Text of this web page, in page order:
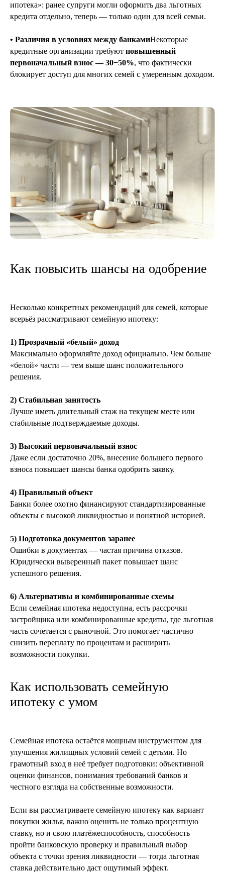
ипотека»: ранее супруги могли оформить два льготных
кредита отдельно, теперь — только один для всей семьи.
• Различия в условиях между банкамиНекоторые
кредитные организации требуют повышенный
первоначальный взнос — 30−50%, что фактически
блокирует доступ для многих семей с умеренным доходом.
Как повысить шансы на одобрение
Несколько конкретных рекомендаций для семей, которые
всерьёз рассматривают семейную ипотеку:
1) Прозрачный «белый» доход
Максимально оформляйте доход официально. Чем больше
«белой» части — тем выше шанс положительного
решения.
2) Стабильная занятость
Лучше иметь длительный стаж на текущем месте или
стабильные подтверждаемые доходы.
3) Высокий первоначальный взнос
Даже если достаточно 20%, внесение большего первого
взноса повышает шансы банка одобрить заявку.
4) Правильный объект
Банки более охотно финансируют стандартизированные
объекты с высокой ликвидностью и понятной историей.
5) Подготовка документов заранее
Ошибки в документах — частая причина отказов.
Юридически выверенный пакет повышает шанс
успешного решения.
6) Альтернативы и комбинированные схемы
Если семейная ипотека недоступна, есть рассрочки
застройщика или комбинированные кредиты, где льготная
часть сочетается с рыночной. Это помогает частично
снизить переплату по процентам и расширить
возможности покупки.
Как использовать семейную
ипотеку с умом
Семейная ипотека остаётся мощным инструментом для
улучшения жилищных условий семей с детьми. Но
грамотный вход в неё требует подготовки: объективной
оценки финансов, понимания требований банков и
честного взгляда на собственные возможности.
Если вы рассматриваете семейную ипотеку как вариант
покупки жилья, важно оценить не только процентную
ставку, но и свою платёжеспособность, способность
пройти банковскую проверку и правильный выбор
объекта с точки зрения ликвидности — тогда льготная
ставка действительно даст ощутимый эффект.
Я соглашаюсь сполитикой конфиденциальности
Получить консультацию
Оставьте заявку, и наш специалист
вам перезвонит
Похожие статьи
Гибкий формат покупки квартиры
в новостройке с поэтапным
финансированием
Траншевая ипотека в 2026 году: как
работает и кому подходит
26 января 2026
читать далее
Что важно знать о льготной ипотеке
до вступления изменений в силу
реалии и риски для заемщиков
3 января 2026